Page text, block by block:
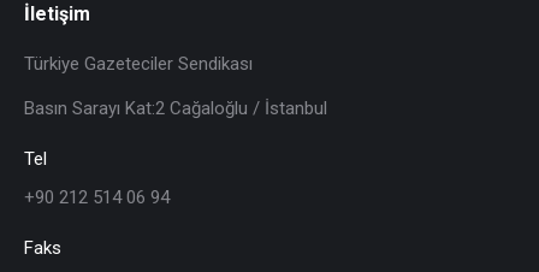
İletişim
Türkiye Gazeteciler Sendikası
Basın Sarayı Kat:2 Cağaloğlu / İstanbul
Tel
+90 212 514 06 94
Faks